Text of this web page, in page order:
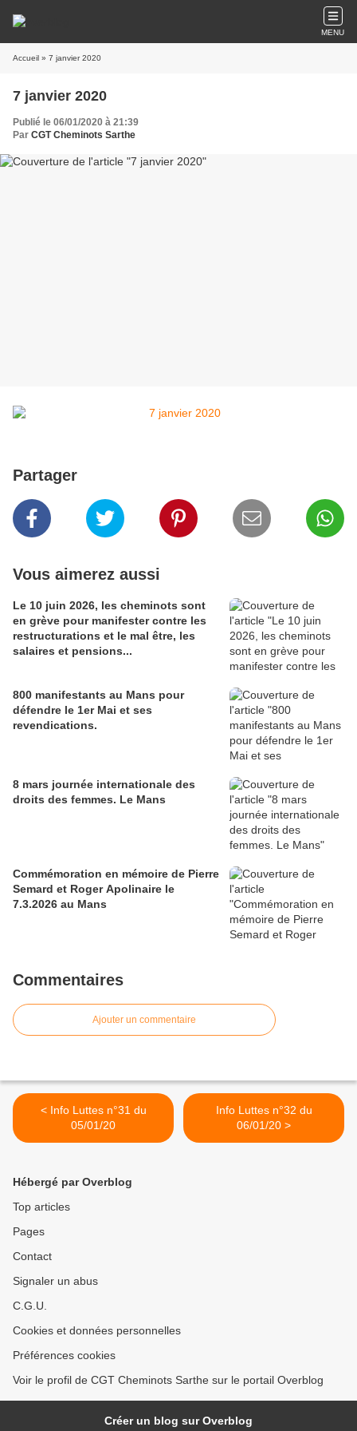
MENU
Accueil » 7 janvier 2020
7 janvier 2020
Publié le 06/01/2020 à 21:39
Par CGT Cheminots Sarthe
Partager
Vous aimerez aussi
Le 10 juin 2026, les cheminots sont
en grève pour manifester contre les
restructurations et le mal être, les
salaires et pensions...
800 manifestants au Mans pour
défendre le 1er Mai et ses
revendications.
8 mars journée internationale des
droits des femmes. Le Mans
Commémoration en mémoire de Pierre
Semard et Roger Apolinaire le
7.3.2026 au Mans
Commentaires
Ajouter un commentaire
< Info Luttes n°31 du
05/01/20
Info Luttes n°32 du
06/01/20 >
Hébergé par Overblog
Top articles
Pages
Contact
Signaler un abus
C.G.U.
Cookies et données personnelles
Préférences cookies
Voir le profil de CGT Cheminots Sarthe sur le portail Overblog
Créer un blog sur Overblog